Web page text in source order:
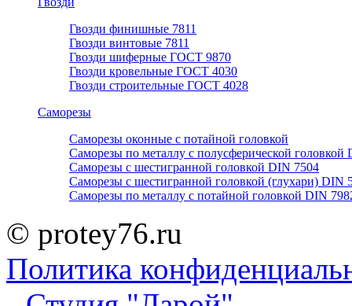
Гвозди финишные 7811
Гвозди винтовые 7811
Гвозди шиферные ГОСТ 9870
Гвозди кровельные ГОСТ 4030
Гвозди строительные ГОСТ 4028
Саморезы
Саморезы оконные с потайной головкой
Саморезы по металлу с полусферической головкой
Саморезы с шестигранной головкой DIN 7504
Саморезы с шестигранной головкой (глухари) DIN
Саморезы по металлу с потайной головкой DIN
© protey76.ru
Политика